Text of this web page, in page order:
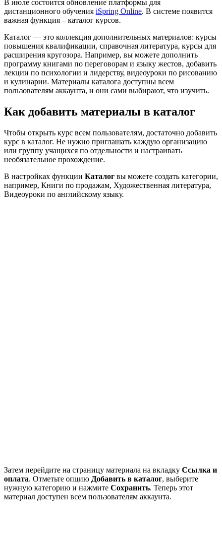
В июле состоится обновление платформы для
дистанционного обучения iSpring Online. В системе появится
важная функция – каталог курсов.
Каталог — это коллекция дополнительных материалов: курсы
повышения квалификации, справочная литература, курсы для
расширения кругозора. Например, вы можете дополнить
программу книгами по переговорам и языку жестов, добавить
лекции по психологии и лидерству, видеоуроки по рисованию
и кулинарии. Материалы каталога доступны всем
пользователям аккаунта, и они сами выбирают, что изучить.
Как добавить материалы в каталог
Чтобы открыть курс всем пользователям, достаточно добавить
курс в каталог. Не нужно приглашать каждую организацию
или группу учащихся по отдельности и настраивать
необязательное прохождение.
В настройках функции Каталог вы можете создать категории,
например, Книги по продажам, Художественная литература,
Видеоуроки по английскому языку.
Затем перейдите на страницу материала на вкладку Ссылка и
оплата. Отметьте опцию Добавить в каталог, выберите
нужную категорию и нажмите Сохранить. Теперь этот
материал доступен всем пользователям аккаунта.